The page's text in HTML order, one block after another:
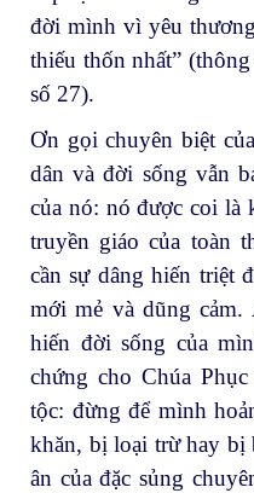
đời mình vì yêu
thiếu thốn nhất”
số 27).
Ơn gọi chuyên biệt
dân và đời sống vẫn
của nó: nó được coi là
truyền giáo của toàn
cần sự dâng hiến triệt
mới mẻ và dũng cảm.
hiến đời sống của
chứng cho Chúa
tộc: đừng để mình
khăn, bị loại trừ hay bị
ân của đặc sủng